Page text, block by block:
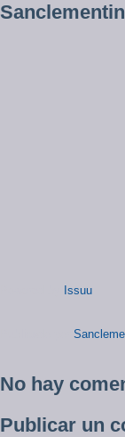
Issuu
No hay
Publicar un